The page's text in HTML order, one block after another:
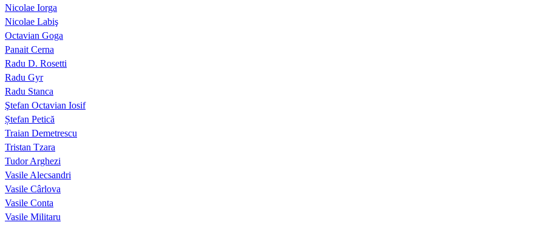
Nicolae Iorga
Nicolae Labiş
Octavian Goga
Panait Cerna
Radu D. Rosetti
Radu Gyr
Radu Stanca
Ştefan Octavian Iosif
Ștefan Petică
Traian Demetrescu
Tristan Tzara
Tudor Arghezi
Vasile Alecsandri
Vasile Cârlova
Vasile Conta
Vasile Militaru